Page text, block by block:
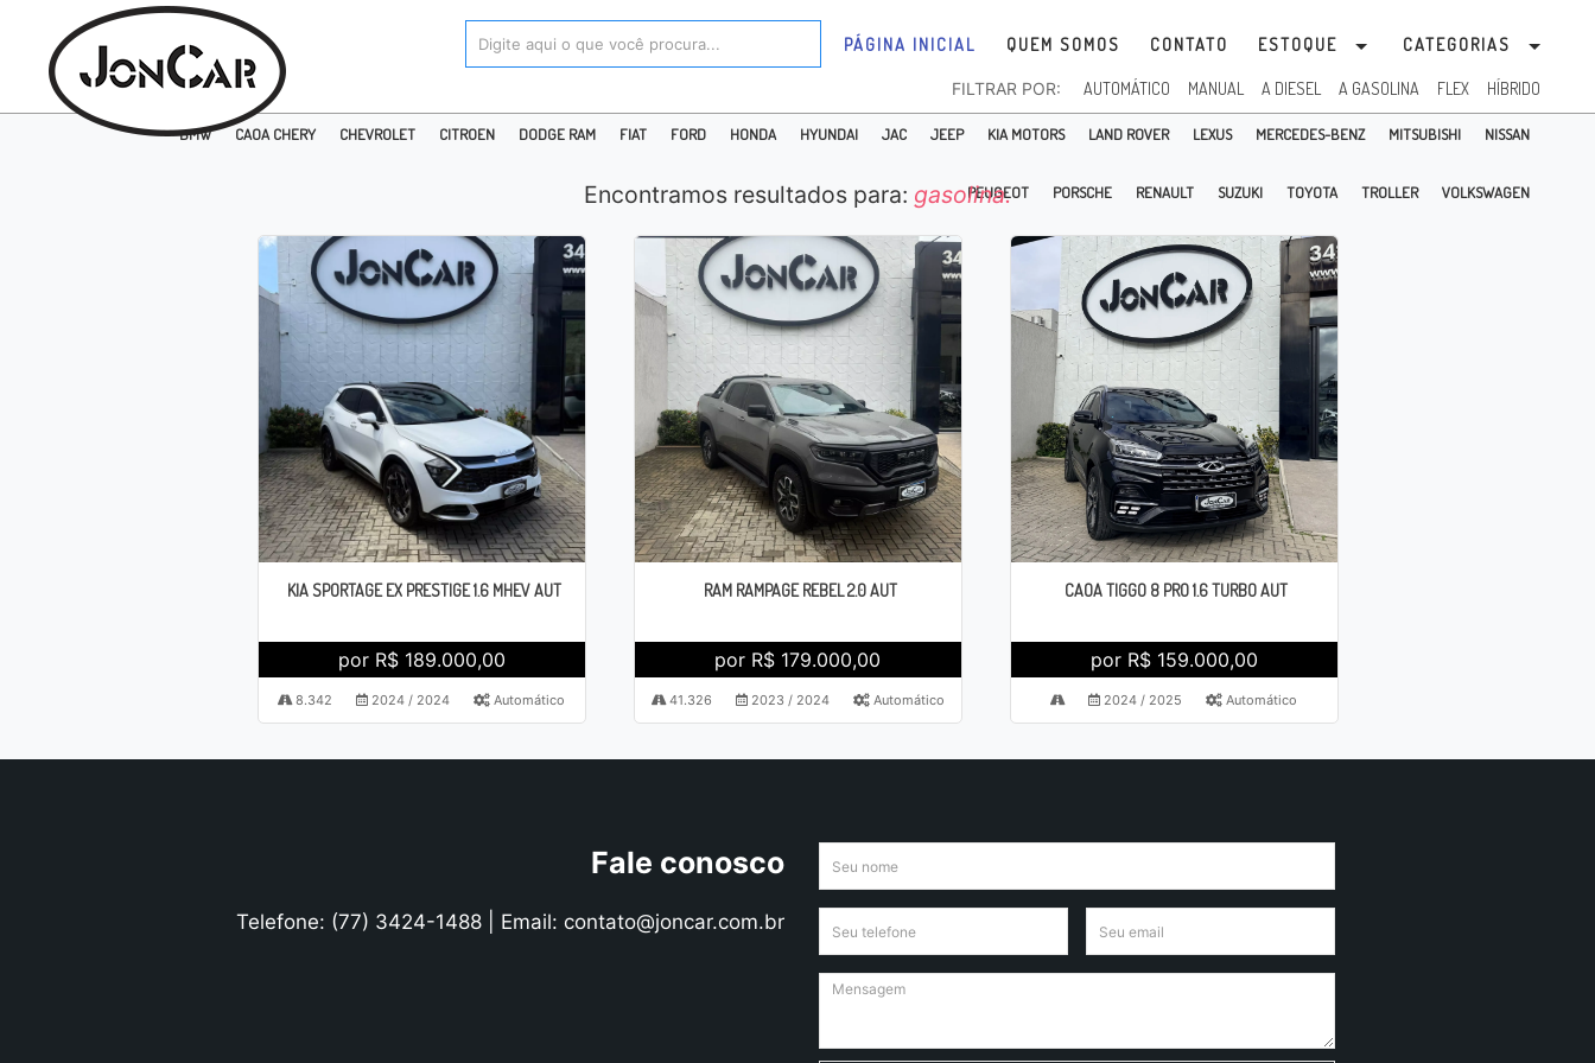
PÁGINA INICIAL QUEM SOMOS CONTATO ESTOQUE CATEGORIAS
FILTRAR POR: AUTOMÁTICO MANUAL A DIESEL A GASOLINA FLEX HÍBRIDO
BMW CAOA CHERY CHEVROLET CITROEN DODGE RAM FIAT FORD HONDA HYUNDAI JAC JEEP KIA MOTORS LAND ROVER LEXUS MERCEDES-BENZ MITSUBISHI NISSAN
PEUGEOT PORSCHE RENAULT SUZUKI TOYOTA TROLLER VOLKSWAGEN
Encontramos resultados para: gasolina.
KIA SPORTAGE EX PRESTIGE 1.6 MHEV AUT
por R$ 189.000,00
8.342 2024 / 2024 Automático
RAM RAMPAGE REBEL 2.0 AUT
por R$ 179.000,00
41.326 2023 / 2024 Automático
CAOA TIGGO 8 PRO 1.6 TURBO AUT
por R$ 159.000,00
2024 / 2025 Automático
Fale conosco
Telefone: (77) 3424-1488 | Email: contato@joncar.com.br